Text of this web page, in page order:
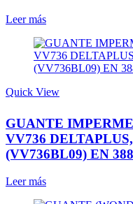
Leer más
Quick View
GUANTE
VV736
(VV736BL09) EN
Leer más